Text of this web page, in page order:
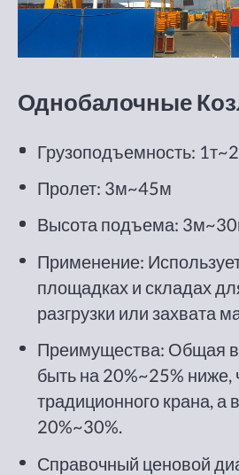
Однобалочные
Грузоподъемность:
Пролет: 3м~45м
Высота подъема:
Применение:
площадках и складах
разгрузки или захвата
Преимущества: Общая
быть на 20%~25% ниже,
традиционного крана, а
20%~30%.
Справочный ценовой